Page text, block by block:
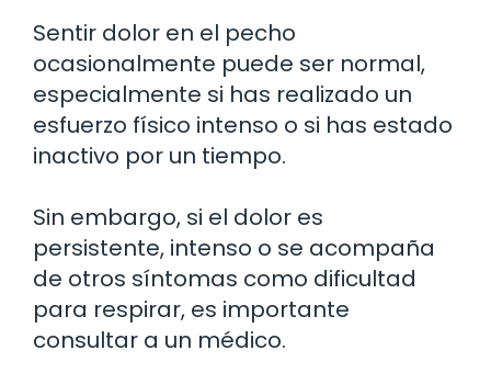
Sentir dolor en el pecho
ocasionalmente puede ser normal,
especialmente si has realizado un
esfuerzo físico intenso o si has estado
inactivo por un tiempo.
Sin embargo, si el dolor es
persistente, intenso o se acompaña
de otros síntomas como dificultad
para respirar, es importante
consultar a un médico.